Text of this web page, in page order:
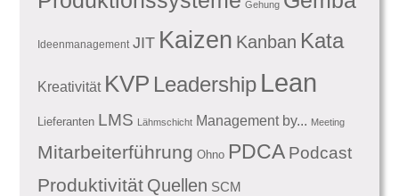
Gehung
Ideenmanagement JIT Kaizen Kanban Kata
Kreativität KVP Leadership Lean
Lieferanten LMS Lähmschicht Management by... Meeting
Mitarbeiterführung Ohno PDCA Podcast
Produktivität Quellen SCM